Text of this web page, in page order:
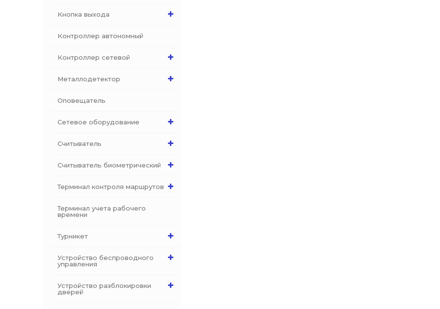
Кнопка выхода
Контроллер автономный
Контроллер сетевой
Металлодетектор
Оповещатель
Сетевое оборудование
Считыватель
Считыватель биометрический
Терминал контроля маршрутов
Терминал учета рабочего
времени
Турникет
Устройство беспроводного
управления
Устройство разблокировки
дверей